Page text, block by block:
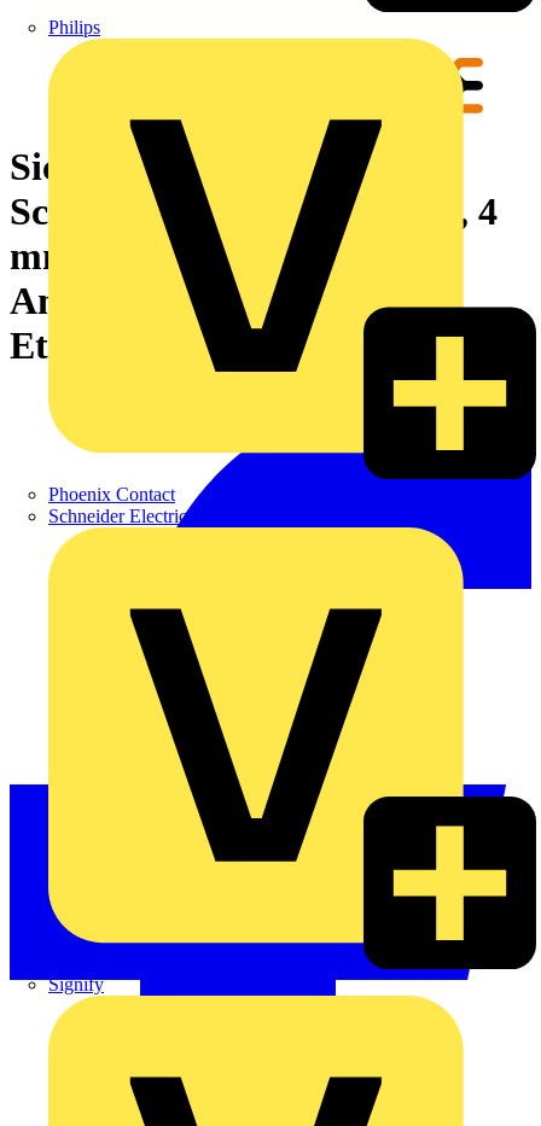
Philips
Phoenix Contact
Schneider Electric
Signify
Sicherungs-Reihenklemme,
Schraubanschluss, schwarz, 4
mm², 6.3 A, 36 V, Anzahl
Anschlüsse: 2, Anzahl der
Etagen: 1, TS 35